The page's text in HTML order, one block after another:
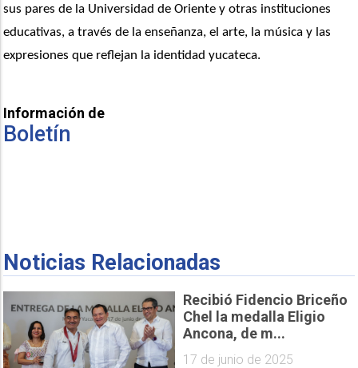
sus pares de la Universidad de Oriente y otras instituciones
educativas, a través de la enseñanza, el arte, la música y las
expresiones que reflejan la identidad yucateca.
Información de
Boletín
Noticias Relacionadas
Recibió Fidencio Briceño
Chel la medalla Eligio
Ancona, de m...
17 de junio de 2025